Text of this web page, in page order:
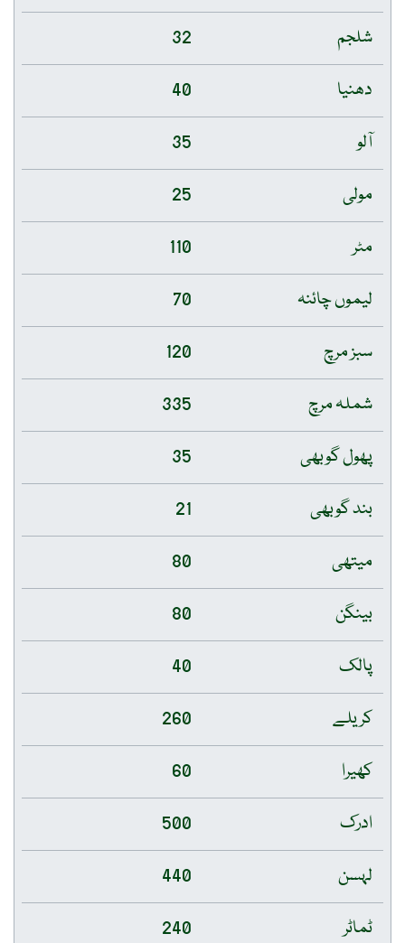
شلجم
32
دھنیا
40
آلو
35
مولی
25
مٹر
110
لیموں چائنہ
70
سبز مرچ
120
شملہ مرچ
335
پھول گوبھی
35
بند گوبھی
21
میتھی
80
بینگن
80
پالک
40
کریلے
260
کھیرا
60
ادرک
500
لہسن
440
ٹماٹر
240